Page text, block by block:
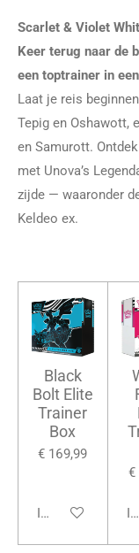
Scarlet & Violet
Keer terug naar de
een toptrainer in
Laat je reis
Tepig en Oshawott,
en Samurott.
met Unova’s
zijde — waaronder
Keldeo ex.
Black
Bolt Elite
Trainer
Box
€ 169,99
In winkelwagen
€